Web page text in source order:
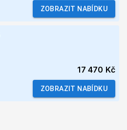
ZOBRAZIT NABÍDKU
17 470 Kč
ZOBRAZIT NABÍDKU